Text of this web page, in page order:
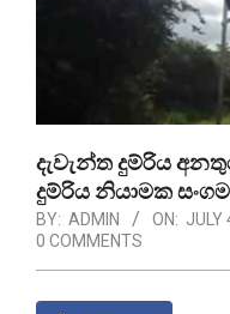
දැවැන්ත දුම්රිය
දුම්රිය නියාමක
BY: ADMIN ON: JULY
0 COMMENTS